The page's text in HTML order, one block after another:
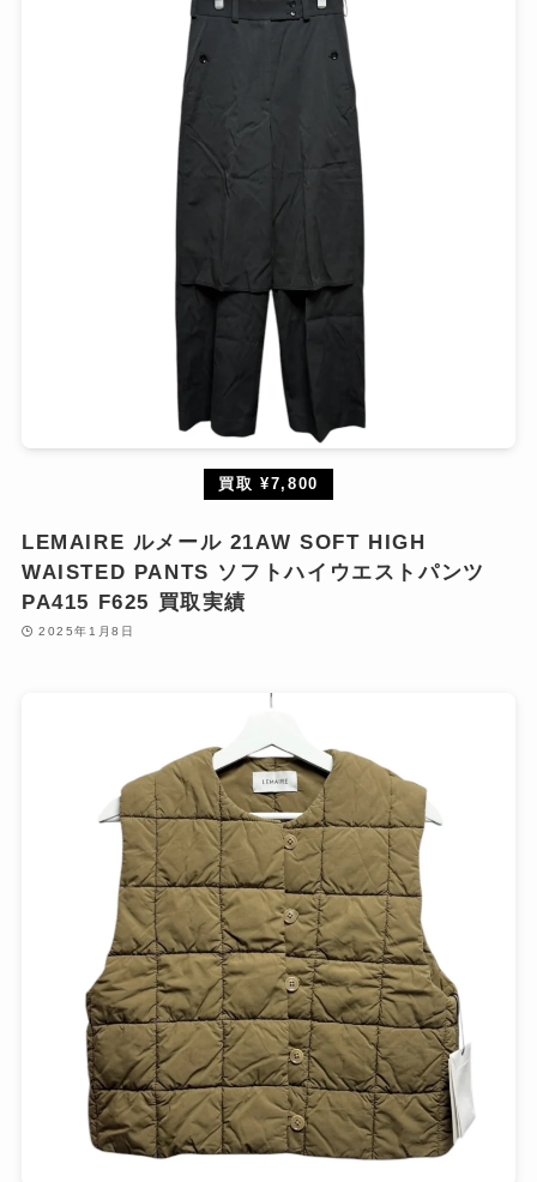
買取 ¥7,800
LEMAIRE ルメール 21AW SOFT HIGH
WAISTED PANTS ソフトハイウエストパンツ
PA415 F625 買取実績
2025年1月8日